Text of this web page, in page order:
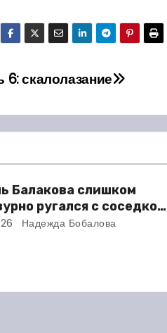
скалолазание
Балакова слишком
ругался с соседкой
двое суток ареста
Надежда Бобалова